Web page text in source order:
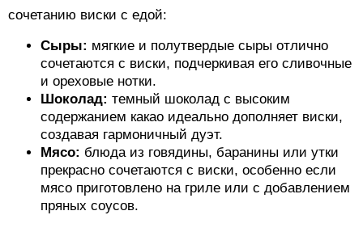
сочетанию виски с едой:
Сыры: мягкие и полутвердые сыры отлично
сочетаются с виски, подчеркивая его сливочные
и ореховые нотки.
Шоколад: темный шоколад с высоким
содержанием какао идеально дополняет виски,
создавая гармоничный дуэт.
Мясо: блюда из говядины, баранины или утки
прекрасно сочетаются с виски, особенно если
мясо приготовлено на гриле или с добавлением
пряных соусов.